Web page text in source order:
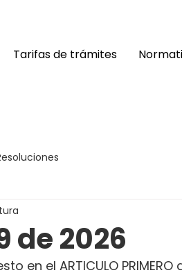
Tarifas de trámites
de 2026
en el ARTICULO PRIMERO